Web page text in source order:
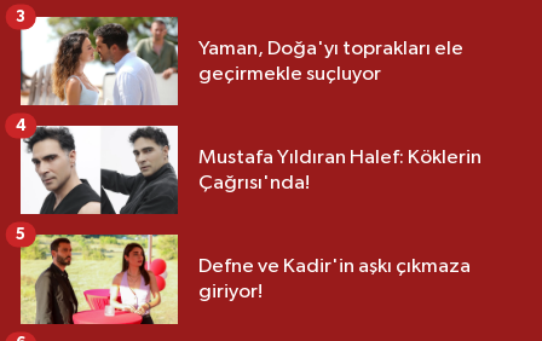
Yaman, Doğa'yı toprakları ele
geçirmekle suçluyor
3
Mustafa Yıldıran Halef: Köklerin
Çağrısı'nda!
4
Defne ve Kadir'in aşkı çıkmaza
giriyor!
5